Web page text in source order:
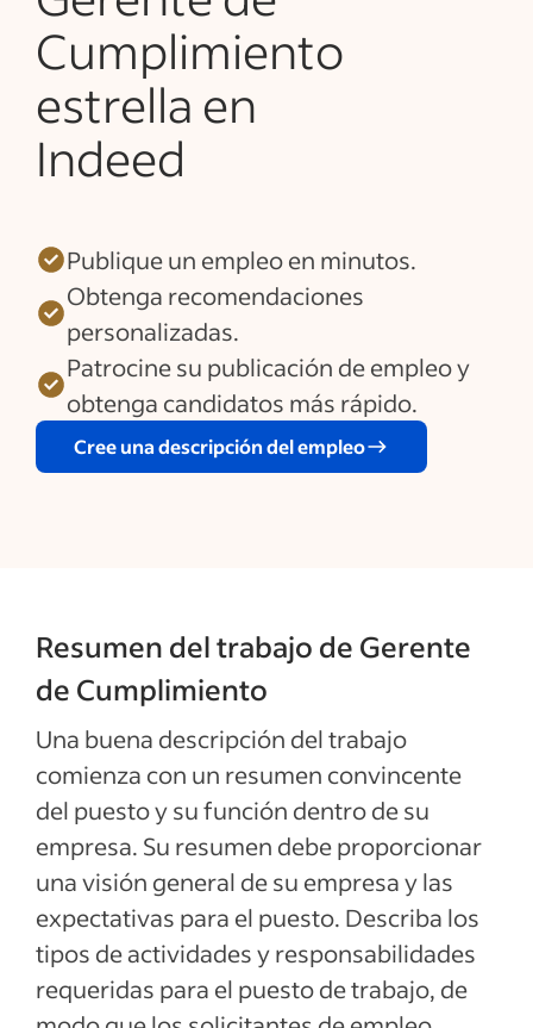
Cumplimiento
estrella en
Indeed
Publique un empleo en minutos.
Obtenga recomendaciones
personalizadas.
Patrocine su publicación de empleo y
obtenga candidatos más rápido.
Cree una descripción del empleo
Resumen del trabajo de Gerente
de Cumplimiento
Una buena descripción del trabajo
comienza con un resumen convincente
del puesto y su función dentro de su
empresa. Su resumen debe proporcionar
una visión general de su empresa y las
expectativas para el puesto. Describa los
tipos de actividades y responsabilidades
requeridas para el puesto de trabajo, de